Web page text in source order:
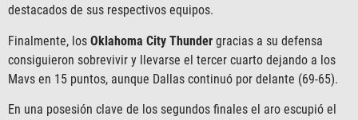
destacados de sus respectivos equipos.
Finalmente, los Oklahoma City Thunder gracias a su defensa
consiguieron sobrevivir y llevarse el tercer cuarto dejando a los
Mavs en 15 puntos, aunque Dallas continuó por delante (69-65).
En una posesión clave de los segundos finales el aro escupió el